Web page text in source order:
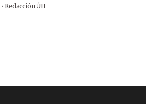
· Redacción ÚH